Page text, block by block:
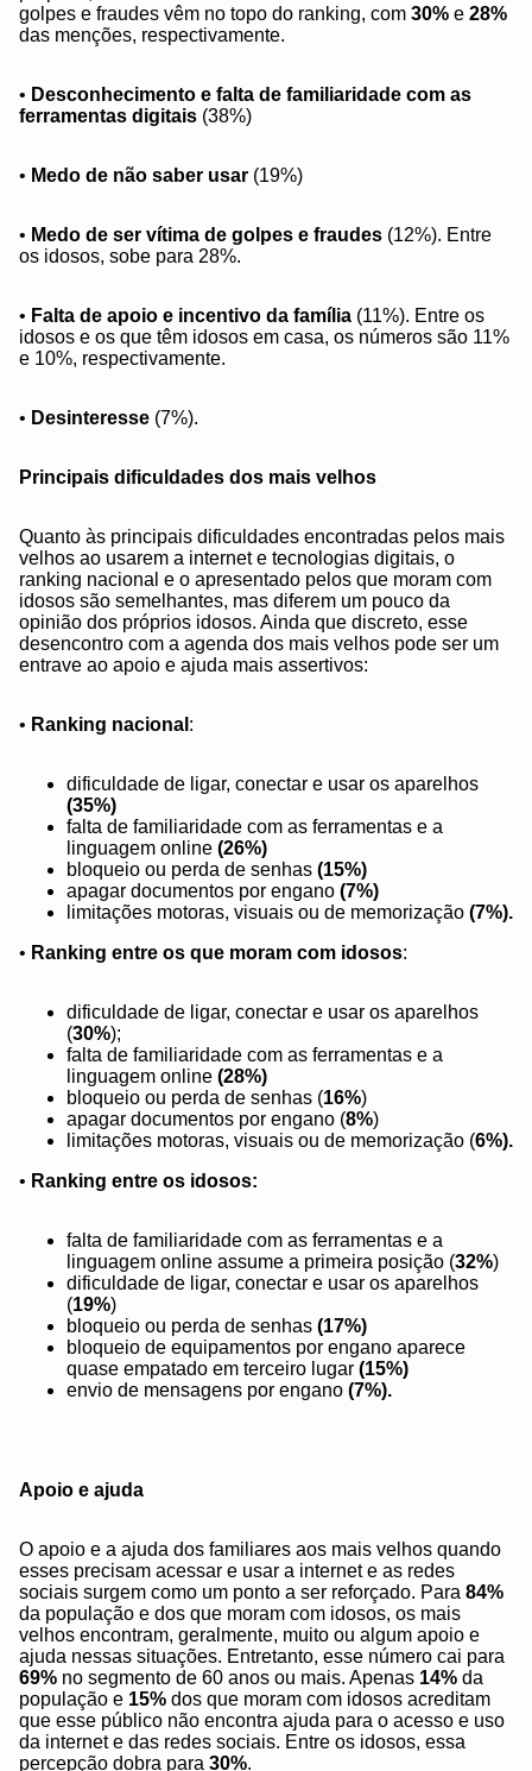
golpes e fraudes vêm no topo do ranking, com 30% e 28%
das menções, respectivamente.
• Desconhecimento e falta de familiaridade com as
ferramentas digitais (38%)
• Medo de não saber usar (19%)
• Medo de ser vítima de golpes e fraudes (12%). Entre
os idosos, sobe para 28%.
• Falta de apoio e incentivo da família (11%). Entre os
idosos e os que têm idosos em casa, os números são 11%
e 10%, respectivamente.
• Desinteresse (7%).
Principais dificuldades dos mais velhos
Quanto às principais dificuldades encontradas pelos mais
velhos ao usarem a internet e tecnologias digitais, o
ranking nacional e o apresentado pelos que moram com
idosos são semelhantes, mas diferem um pouco da
opinião dos próprios idosos. Ainda que discreto, esse
desencontro com a agenda dos mais velhos pode ser um
entrave ao apoio e ajuda mais assertivos:
• Ranking nacional :
dificuldade de ligar, conectar e usar os aparelhos
(35%)
falta de familiaridade com as ferramentas e a
linguagem online (26%)
bloqueio ou perda de senhas (15%)
apagar documentos por engano (7%)
limitações motoras, visuais ou de memorização (7%).
• Ranking entre os que moram com idosos:
dificuldade de ligar, conectar e usar os aparelhos
(30%);
falta de familiaridade com as ferramentas e a
linguagem online (28%)
bloqueio ou perda de senhas (16%)
apagar documentos por engano (8%)
limitações motoras, visuais ou de memorização (6%).
• Ranking entre os idosos:
falta de familiaridade com as ferramentas e a
linguagem online assume a primeira posição (32%)
dificuldade de ligar, conectar e usar os aparelhos
(19%)
bloqueio ou perda de senhas (17%)
bloqueio de equipamentos por engano aparece
quase empatado em terceiro lugar (15%)
envio de mensagens por engano (7%).
Apoio e ajuda
O apoio e a ajuda dos familiares aos mais velhos quando
esses precisam acessar e usar a internet e as redes
sociais surgem como um ponto a ser reforçado. Para 84%
da população e dos que moram com idosos, os mais
velhos encontram, geralmente, muito ou algum apoio e
ajuda nessas situações. Entretanto, esse número cai para
69% no segmento de 60 anos ou mais. Apenas 14% da
população e 15% dos que moram com idosos acreditam
que esse público não encontra ajuda para o acesso e uso
da internet e das redes sociais. Entre os idosos, essa
percepção dobra para 30%.